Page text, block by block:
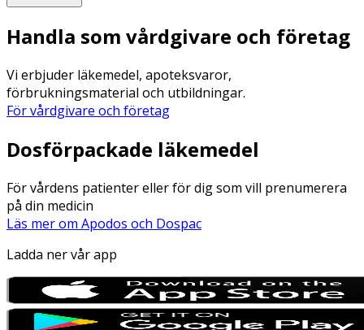
Handla som vårdgivare och företag
Vi erbjuder läkemedel, apoteksvaror,
förbrukningsmaterial och utbildningar.
För vårdgivare och företag
Dosförpackade läkemedel
För vårdens patienter eller för dig som vill prenumerera
på din medicin
Läs mer om Apodos och Dospac
Ladda ner vår app